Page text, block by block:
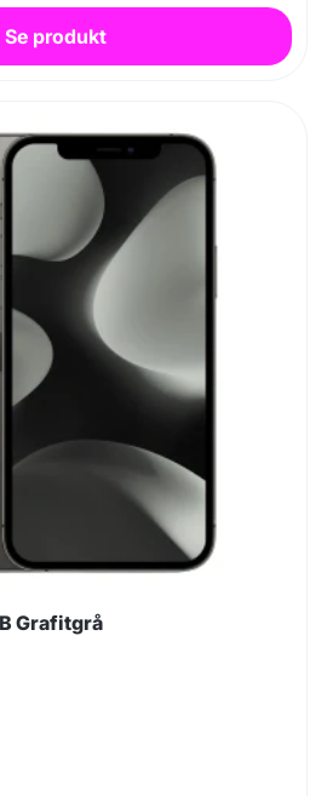
Se produkt
Grafitgrå